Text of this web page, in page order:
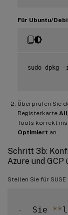
Für Ubuntu/
sudo dpkg -
Überprüfen Sie
Registerkarte
Tools korrekt
Optimiert an.
Schritt 3b:
Azure und
Stellen Sie für SUSE
-
  Sie
**